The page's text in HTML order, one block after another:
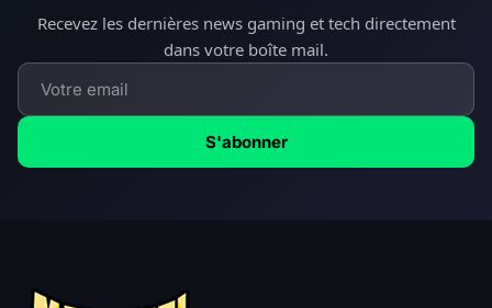
Recevez les dernières news gaming et tech directement
dans votre boîte mail.
S'abonner